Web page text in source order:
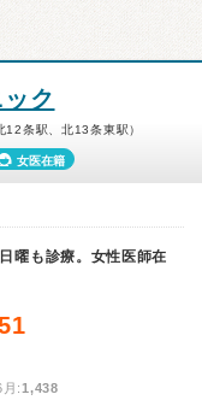
ク
条駅、北13条東駅）
女医在籍
曜も診療。女性医師在
:1,438